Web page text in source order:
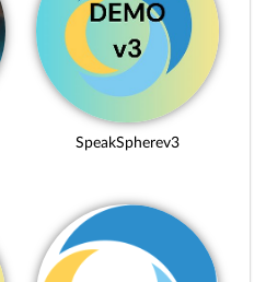
SpeakSpherev3